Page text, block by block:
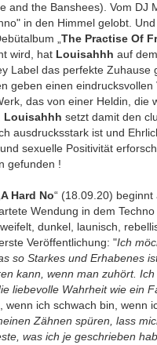
and the Banshees). Vom DJ
in den Himmel gelobt.
„ The Practise Of
wird, hat Louisahhh auf
Label das perfekte Zuhause
geben einen
das von einer Heldin, die
Louisahhh setzt damit den
ausdrucksstark ist und
sexuelle Positivität
gefunden !
A Hard No“ (18.09.20)
Wendung in dem
dunkel, launisch,
Veröffentlichung: "Ich
so Starkes und Erhabenes
kann, wenn man zuhört.
liebevolle Wahrheit wie ein
wenn ich schwach bin, wenn
Zähnen spüren, lass
was ich je geschrieben